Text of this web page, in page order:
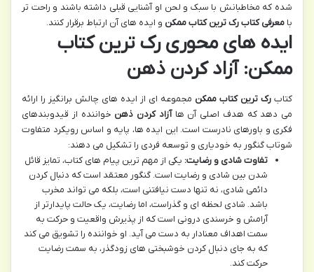
شده که مخاطبانش با سبک و لحن او آشنایی قبلی داشته باشند و راحت تر
با معرفی کتاب رک ترین کتاب ممکن و ایده های آن ارتباط برقرار کنند.
ایده های محوری رک ترین کتاب
ممکن: آزاد کردن ذهن
کتاب رک ترین کتاب ممکن مجموعه ای از ایده های چالش برانگیز را ارائه
می دهد که هدف اصلی آن هاآزاد کردن ذهن خواننده از قیدوبندهای
فکری و باورهای نادرست است. این ایده ها، پایه و اساس رویکرد متفاوت
شوتاب گنگور به خودیاری و توسعه فردی را تشکیل می دهند:
تفاوت شادی و رضایت: یکی از مهم ترین پیام های کتاب، تمایز قائل
شدن بین شادی و رضایت است. گنگور معتقد است که دنبال کردن
دائمی شادی، نه تنها دست نیافتنی است، بلکه می تواند مخرب
باشد. شادی لحظه ای و گذراست، اما رضایت، یک حالت پایدارتر از
آرامش و خرسندی درونی است که از پذیرش واقعیت و حرکت به
سمت اهداف معنادار به دست می آید. او خواننده را تشویق می کند
که به جای دنبال کردن خوشبختی های زودگذر، به سمت رضایت
حرکت کند.